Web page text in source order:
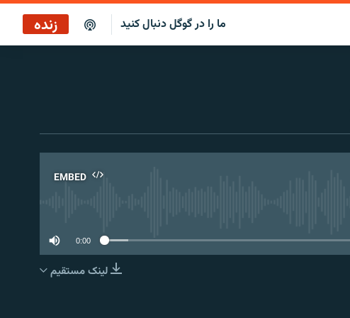
ما را در گوگل دنبال کنید زنده
پخش آنلاین
EMBED
EMBED
0:00
لینک مستقیم